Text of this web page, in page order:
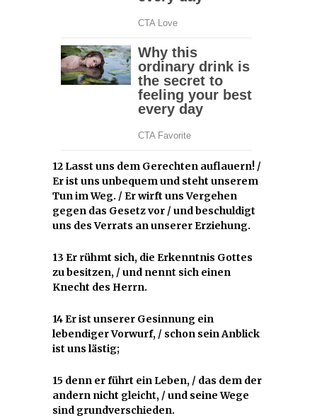
12 Lasst uns dem Gerechten auflauern! /
Er ist uns unbequem und steht unserem
Tun im Weg. / Er wirft uns Vergehen
gegen das Gesetz vor / und beschuldigt
uns des Verrats an unserer Erziehung.
13 Er rühmt sich, die Erkenntnis Gottes
zu besitzen, / und nennt sich einen
Knecht des Herrn.
14 Er ist unserer Gesinnung ein
lebendiger Vorwurf, / schon sein Anblick
ist uns lästig;
15 denn er führt ein Leben, / das dem der
andern nicht gleicht, / und seine Wege
sind grundverschieden.